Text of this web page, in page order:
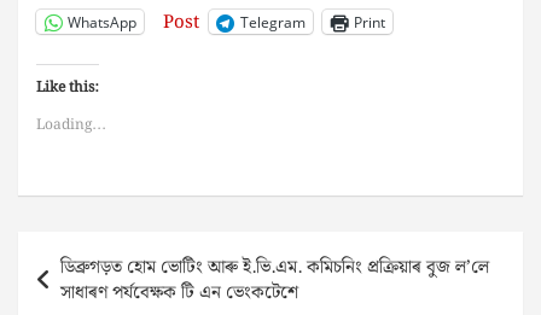
WhatsApp Post Telegram Print
Like this:
Loading...
Post
navigation
ডিব্ৰুগড়ত হোম ভোটিং আৰু ই.ভি.এম. কমিচনিং প্ৰক্ৰিয়াৰ বুজ ল’লে
সাধাৰণ পৰ্যবেক্ষক টি এন ভেংকটেশে